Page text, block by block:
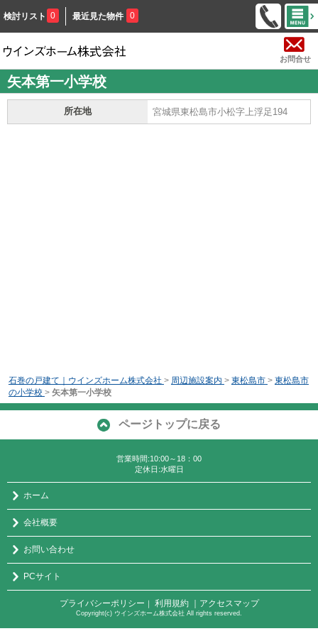
検討リスト 0 最近見た物件 0
お問合せ
矢本第一小学校
所在地 宮城県東松島市小松字上浮足194
石巻の戸建て｜ウインズホーム株式会社 > 周辺施設案内 > 東松島市 > 東松島市
の小学校 > 矢本第一小学校
ページトップに戻る
営業時間:10:00～18：00
定休日:水曜日
ホーム
会社概要
お問い合わせ
PCサイト
プライバシーポリシー ｜ 利用規約 ｜アクセスマップ
Copyright(c) ウインズホーム株式会社 All rights reserved.